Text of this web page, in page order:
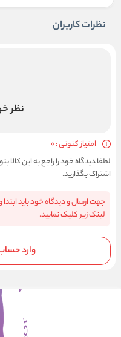
نظرات کاربران
نظر
امتیاز کنونی : 0
لطفا دیدگاه خود را راجع به این کالا
اشتراک بگذارید.
جهت ارسال و دیدگاه خود باید
لینک زیر کلیک نمایید.
وارد